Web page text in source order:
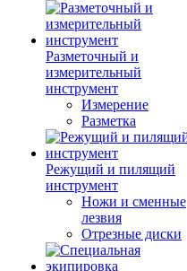
Разметочный и
измерительный
инструмент
Измерение
Разметка
Режущий и пилящий
инструмент
Ножи и сменные
лезвия
Отрезные диски